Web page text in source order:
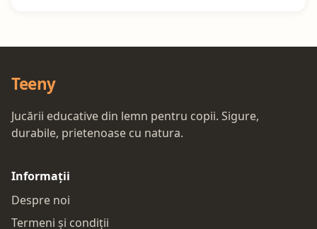
Teeny
Jucării educative din lemn pentru copii. Sigure,
durabile, prietenoase cu natura.
Informații
Despre noi
Termeni și condiții